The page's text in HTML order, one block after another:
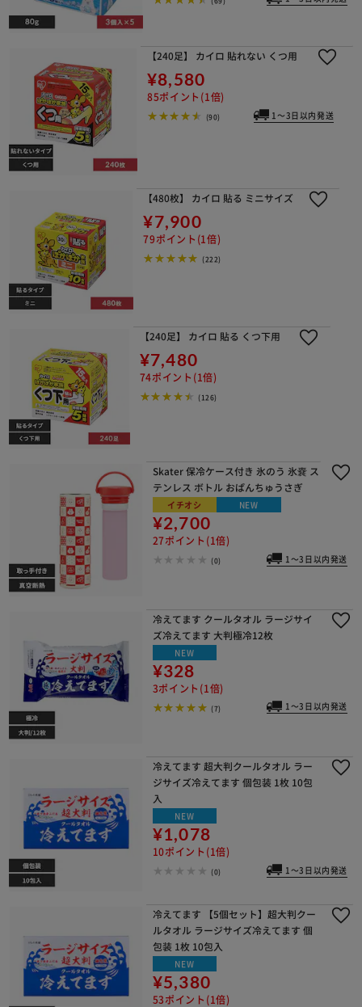
【240足】 カイロ 貼れない くつ用
¥8,580
85ポイント(1倍)
(90) 1～3日以内発送
【480枚】 カイロ 貼る ミニサイズ
¥7,900
79ポイント(1倍)
(222)
【240足】 カイロ 貼る くつ下用
¥7,480
74ポイント(1倍)
(126)
Skater 保冷ケース付き 氷のう 氷嚢 ス
テンレス ボトル おぱんちゅうさぎ
イチオシ NEW
¥2,700
27ポイント(1倍)
(0) 1～3日以内発送
冷えてます クールタオル ラージサイ
ズ冷えてます 大判極冷12枚
NEW
¥328
3ポイント(1倍)
(7) 1～3日以内発送
冷えてます 超大判クールタオル ラー
ジサイズ冷えてます 個包装 1枚 10包
入
NEW
¥1,078
10ポイント(1倍)
(0) 1～3日以内発送
冷えてます 【5個セット】超大判クー
ルタオル ラージサイズ冷えてます 個
包装 1枚 10包入
NEW
¥5,380
53ポイント(1倍)